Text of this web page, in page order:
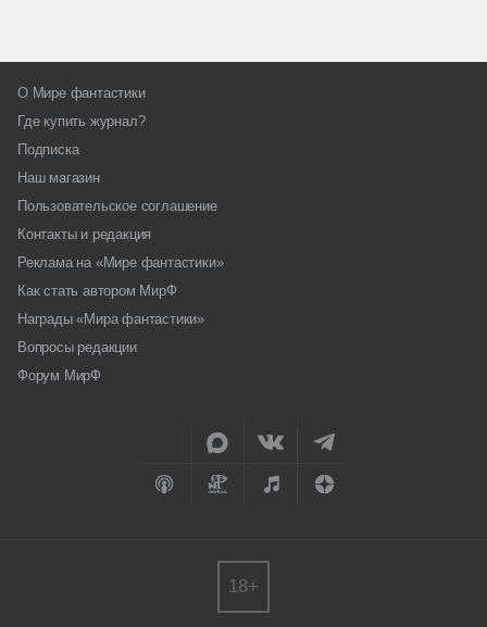
О Мире фантастики
Где купить журнал?
Подписка
Наш магазин
Пользовательское соглашение
Контакты и редакция
Реклама на «Мире фантастики»
Как стать автором МирФ
Награды «Мира фантастики»
Вопросы редакции
Форум МирФ
18+